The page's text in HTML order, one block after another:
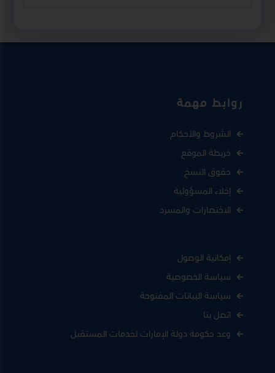
روابط مهمة
الشروط والأحكام
خريطة الموقع
حقوق النسخ
إخلاء المسؤولية
الاختصارات والمسرد
إمكانية الوصول
سياسة الخصوصية
سياسة البيانات المفتوحة
اتصل بنا
وعد حكومة دولة الإمارات لخدمات المستقبل